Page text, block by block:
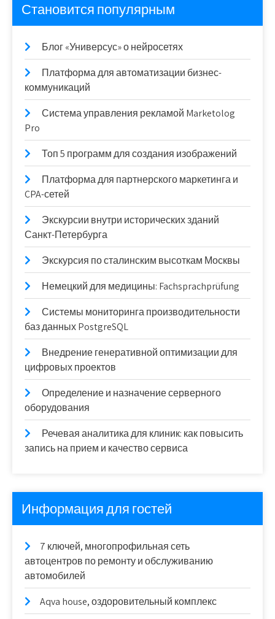
Становится популярным
Блог «Универсус» о нейросетях
Платформа для автоматизации бизнес-
коммуникаций
Система управления рекламой Marketolog
Pro
Топ 5 программ для создания изображений
Платформа для партнерского маркетинга и
CPA-сетей
Экскурсии внутри исторических зданий
Санкт-Петербурга
Экскурсия по сталинским высоткам Москвы
Немецкий для медицины: Fachsprachprüfung
Системы мониторинга производительности
баз данных PostgreSQL
Внедрение генеративной оптимизации для
цифровых проектов
Определение и назначение серверного
оборудования
Речевая аналитика для клиник: как повысить
запись на прием и качество сервиса
Информация для гостей
7 ключей, многопрофильная сеть
автоцентров по ремонту и обслуживанию
автомобилей
Aqva house, оздоровительный комплекс